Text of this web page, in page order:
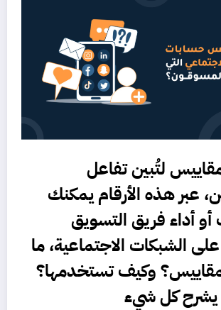
لتُبين تفاعل
عبر هذه الأرقام يمكنك
أداء فريق التسويق
الشبكات الاجتماعية، ما
وكيف تستخدمها؟
يشرح كل شيء